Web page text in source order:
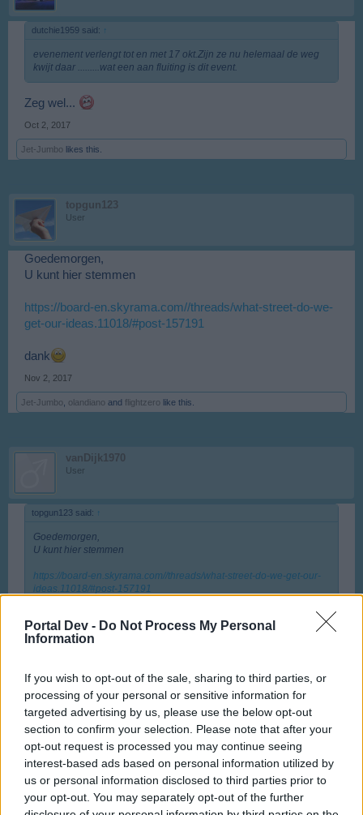
Portal Dev - Do Not Process My Personal
Information
If you wish to opt-out of the sale, sharing to third parties, or
processing of your personal or sensitive information for
targeted advertising by us, please use the below opt-out
section to confirm your selection. Please note that after your
opt-out request is processed you may continue seeing
interest-based ads based on personal information utilized by
us or personal information disclosed to third parties prior to
your opt-out. You may separately opt-out of the further
dutchie1959 said: ↑
evenement verlengt tot en met 17 okt.Zijn ze nu helemaal de weg
kwijt daar .........wat een aan fluiting is dit event.
Zeg wel...
Oct 2, 2017
Jet-Jumbo likes this.
topgun123
User
Goedemorgen,
U kunt hier stemmen
https://board-en.skyrama.com//threads/what-street-do-we-
get-our-ideas.11018/#post-157191
dank
Nov 2, 2017
Jet-Jumbo olandiano and flightzero like this.
vanDijk1970
User
topgun123 said: ↑
Goedemorgen,
U kunt hier stemmen
https://board-en.skyrama.com//threads/what-street-do-we-get-our-
ideas.11018/#post-157191
spelers kunnen nog steeds zelf bepalen of ze ergens voor
of tegen willen stemmen. Ik laat me er in ieder geval niet
door dwingen daar toe.
Of te wel begin dan een nieuwe topic of doe er geen
melding van.
Last edited:Nov 2, 2017
Nov 2, 2017
Jet-Jumbolikes this.